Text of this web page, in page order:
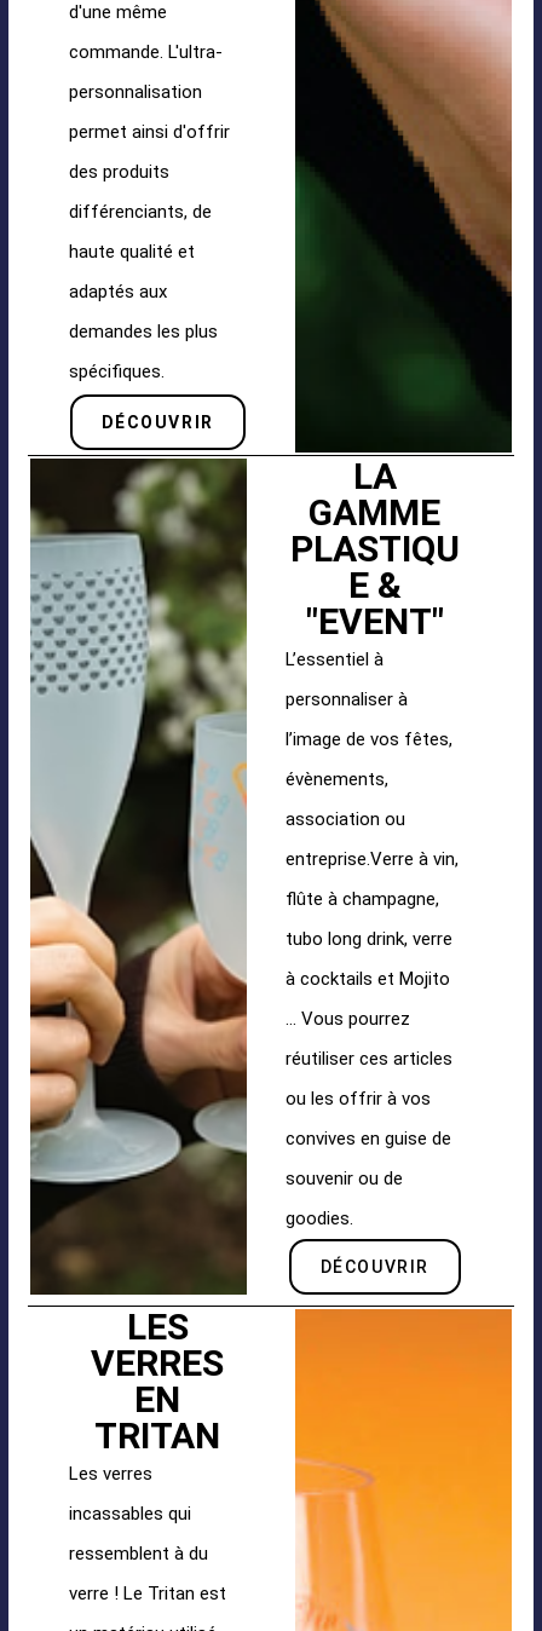
DÉCOUVRIR
d'une même
commande. L'ultra-
personnalisation
permet ainsi d'offrir
des produits
différenciants, de
haute qualité et
adaptés aux
demandes les plus
spécifiques.
LA
GAMME
PLASTIQU
E &
"EVENT"
DÉCOUVRIR
L’essentiel à
personnaliser à
l’image de vos fêtes,
évènements,
association ou
entreprise.Verre à vin,
flûte à champagne,
tubo long drink, verre
à cocktails et Mojito
… Vous pourrez
réutiliser ces articles
ou les offrir à vos
convives en guise de
souvenir ou de
goodies.
LES
VERRES
EN
TRITAN
Les verres
incassables qui
ressemblent à du
verre ! Le Tritan est